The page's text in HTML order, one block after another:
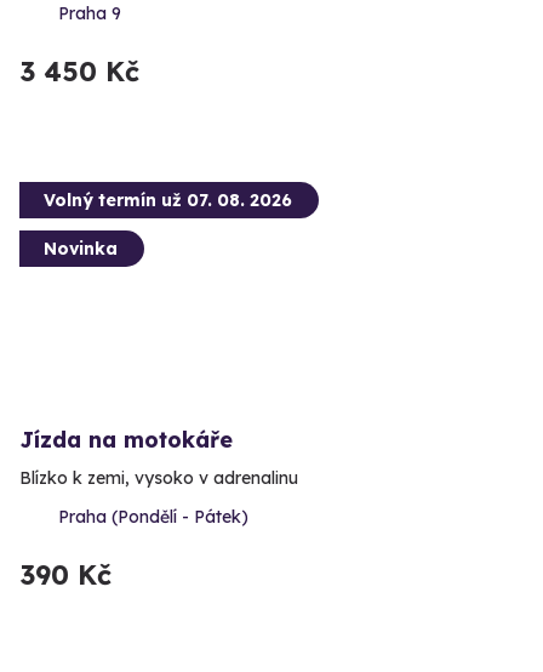
Praha 9
3 450 Kč
Volný termín už 07. 08. 2026
Novinka
Jízda na motokáře
Blízko k zemi, vysoko v adrenalinu
Praha (Pondělí - Pátek)
390 Kč